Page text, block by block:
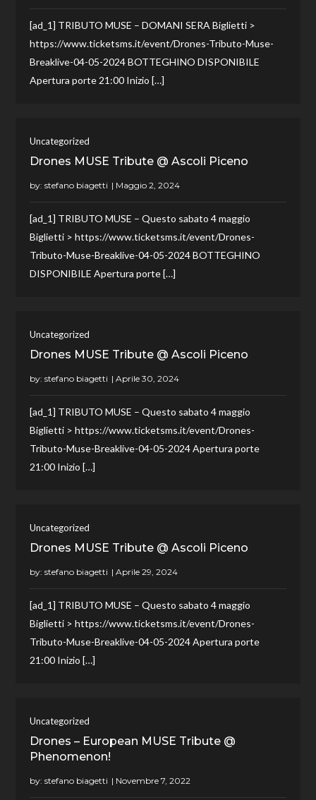
[ad_1] TRIBUTO MUSE – DOMANI SERA Biglietti >
https://www.ticketsms.it/event/Drones-Tributo-Muse-
Breaklive-04-05-2024 BOTTEGHINO DISPONIBILE
Apertura porte 21:00 Inizio […]
Uncategorized
Drones MUSE Tribute @ Ascoli Piceno
by:stefano biagetti
[ad_1] TRIBUTO MUSE – Questo sabato 4 maggio
Biglietti > https://www.ticketsms.it/event/Drones-
Tributo-Muse-Breaklive-04-05-2024 BOTTEGHINO
DISPONIBILE Apertura porte […]
Uncategorized
Drones MUSE Tribute @ Ascoli Piceno
by:stefano biagetti
[ad_1] TRIBUTO MUSE – Questo sabato 4 maggio
Biglietti > https://www.ticketsms.it/event/Drones-
Tributo-Muse-Breaklive-04-05-2024 Apertura porte
21:00 Inizio […]
Uncategorized
Drones MUSE Tribute @ Ascoli Piceno
by:stefano biagetti
[ad_1] TRIBUTO MUSE – Questo sabato 4 maggio
Biglietti > https://www.ticketsms.it/event/Drones-
Tributo-Muse-Breaklive-04-05-2024 Apertura porte
21:00 Inizio […]
Uncategorized
Drones – European MUSE Tribute @
Phenomenon!
by:stefano biagetti